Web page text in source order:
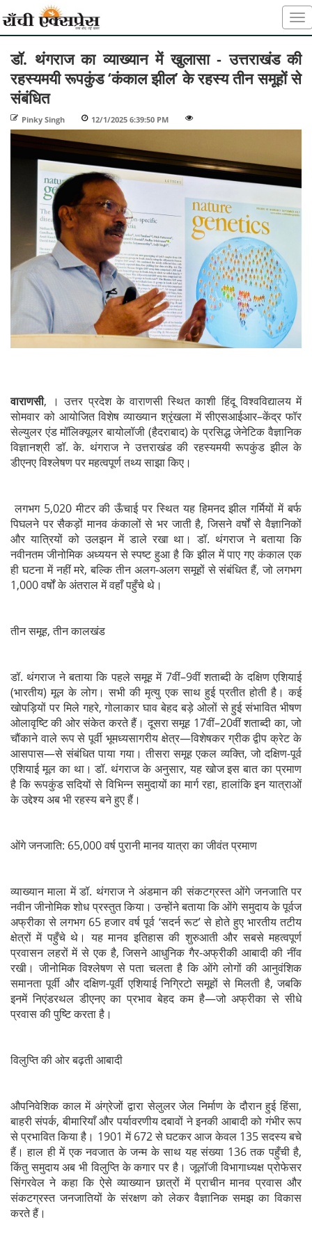
डॉ. थंगराज का व्याख्यान में खुलासा - उत्तराखंड की
रहस्यमयी रूपकुंड ‘कंकाल झील’ के रहस्य तीन समूहों से
संबंधित
Pinky Singh 12/1/2025 6:39:50 PM
वाराणसी, । उत्तर प्रदेश के वाराणसी स्थित काशी हिंदू विश्वविद्यालय में
सोमवार को आयोजित विशेष व्याख्यान श्रृंखला में सीएसआईआर–केंद्र फॉर
सेल्युलर एंड मॉलिक्यूलर बायोलॉजी (हैदराबाद) के प्रसिद्ध जेनेटिक वैज्ञानिक
विज्ञानश्री डॉ. के. थंगराज ने उत्तराखंड की रहस्यमयी रूपकुंड झील के
डीएनए विश्लेषण पर महत्वपूर्ण तथ्य साझा किए।
लगभग 5,020 मीटर की ऊँचाई पर स्थित यह हिमनद झील गर्मियों में बर्फ
पिघलने पर सैकड़ों मानव कंकालों से भर जाती है, जिसने वर्षों से वैज्ञानिकों
और यात्रियों को उलझन में डाले रखा था। डॉ. थंगराज ने बताया कि
नवीनतम जीनोमिक अध्ययन से स्पष्ट हुआ है कि झील में पाए गए कंकाल एक
ही घटना में नहीं मरे, बल्कि तीन अलग-अलग समूहों से संबंधित हैं, जो लगभग
1,000 वर्षों के अंतराल में वहाँ पहुँचे थे।
तीन समूह, तीन कालखंड
डॉ. थंगराज ने बताया कि पहले समूह में 7वीं–9वीं शताब्दी के दक्षिण एशियाई
(भारतीय) मूल के लोग। सभी की मृत्यु एक साथ हुई प्रतीत होती है। कई
खोपड़ियों पर मिले गहरे, गोलाकार घाव बेहद बड़े ओलों से हुई संभावित भीषण
ओलावृष्टि की ओर संकेत करते हैं। दूसरा समूह 17वीं–20वीं शताब्दी का, जो
चौंकाने वाले रूप से पूर्वी भूमध्यसागरीय क्षेत्र—विशेषकर ग्रीक द्वीप क्रेट के
आसपास—से संबंधित पाया गया। तीसरा समूह एकल व्यक्ति, जो दक्षिण-पूर्व
एशियाई मूल का था। डॉ. थंगराज के अनुसार, यह खोज इस बात का प्रमाण
है कि रूपकुंड सदियों से विभिन्न समुदायों का मार्ग रहा, हालांकि इन यात्राओं
के उद्देश्य अब भी रहस्य बने हुए हैं।
ओंगे जनजाति: 65,000 वर्ष पुरानी मानव यात्रा का जीवंत प्रमाण
व्याख्यान माला में डॉ. थंगराज ने अंडमान की संकटग्रस्त ओंगे जनजाति पर
नवीन जीनोमिक शोध प्रस्तुत किया। उन्होंने बताया कि ओंगे समुदाय के पूर्वज
अफ्रीका से लगभग 65 हजार वर्ष पूर्व ‘सदर्न रूट’ से होते हुए भारतीय तटीय
क्षेत्रों में पहुँचे थे। यह मानव इतिहास की शुरुआती और सबसे महत्वपूर्ण
प्रवासन लहरों में से एक है, जिसने आधुनिक गैर-अफ्रीकी आबादी की नींव
रखी। जीनोमिक विश्लेषण से पता चलता है कि ओंगे लोगों की आनुवंशिक
समानता पूर्वी और दक्षिण-पूर्वी एशियाई निग्रिटो समूहों से मिलती है, जबकि
इनमें निएंडरथल डीएनए का प्रभाव बेहद कम है—जो अफ्रीका से सीधे
प्रवास की पुष्टि करता है।
विलुप्ति की ओर बढ़ती आबादी
औपनिवेशिक काल में अंग्रेजों द्वारा सेलुलर जेल निर्माण के दौरान हुई हिंसा,
बाहरी संपर्क, बीमारियाँ और पर्यावरणीय दबावों ने इनकी आबादी को गंभीर रूप
से प्रभावित किया है। 1901 में 672 से घटकर आज केवल 135 सदस्य बचे
हैं। हाल ही में एक नवजात के जन्म के साथ यह संख्या 136 तक पहुँची है,
किंतु समुदाय अब भी विलुप्ति के कगार पर है। जूलॉजी विभागाध्यक्ष प्रोफेसर
सिंगरवेल ने कहा कि ऐसे व्याख्यान छात्रों में प्राचीन मानव प्रवास और
संकटग्रस्त जनजातियों के संरक्षण को लेकर वैज्ञानिक समझ का विकास
करते हैं।